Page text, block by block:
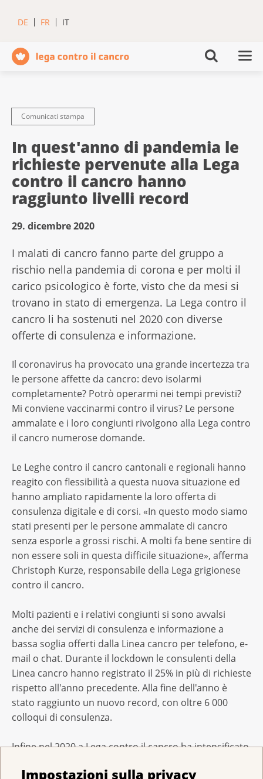
Impostazioni sulla privacy
DE FR IT
Comunicati stampa
In quest'anno di pandemia le
richieste pervenute alla Lega
contro il cancro hanno
raggiunto livelli record
29. dicembre 2020
I malati di cancro fanno parte del gruppo a
rischio nella pandemia di corona e per molti il
carico psicologico è forte, visto che da mesi si
trovano in stato di emergenza. La Lega contro il
cancro li ha sostenuti nel 2020 con diverse
offerte di consulenza e informazione.
Il coronavirus ha provocato una grande incertezza tra
le persone affette da cancro: devo isolarmi
completamente? Potrò operarmi nei tempi previsti?
Mi conviene vaccinarmi contro il virus? Le persone
ammalate e i loro congiunti rivolgono alla Lega contro
il cancro numerose domande.
Le Leghe contro il cancro cantonali e regionali hanno
reagito con flessibilità a questa nuova situazione ed
hanno ampliato rapidamente la loro offerta di
consulenza digitale e di corsi. «In questo modo siamo
stati presenti per le persone ammalate di cancro
senza esporle a grossi rischi. A molti fa bene sentire di
non essere soli in questa difficile situazione», afferma
Christoph Kurze, responsabile della Lega grigionese
contro il cancro.
Molti pazienti e i relativi congiunti si sono avvalsi
anche dei servizi di consulenza e informazione a
bassa soglia offerti dalla Linea cancro per telefono, e-
mail o chat. Durante il lockdown le consulenti della
Linea cancro hanno registrato il 25% in più di richieste
rispetto all'anno precedente. Alla fine dell'anno è
stato raggiunto un nuovo record, con oltre 6 000
colloqui di consulenza.
Infine nel 2020 a Lega contro il cancro ha intensificato
cancro e dei loro parenti siano presi in